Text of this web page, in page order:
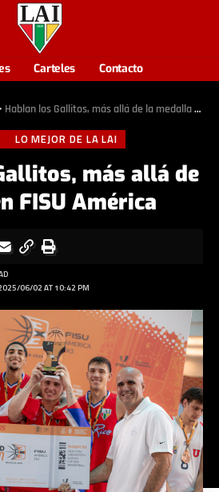
Carteles Contacto
Hablan los Gallitos, más allá de la medalla en FISU América
LO MEJOR DE LA LAI
más allá de
FISU América
2025/06/02 AT 10:42 PM